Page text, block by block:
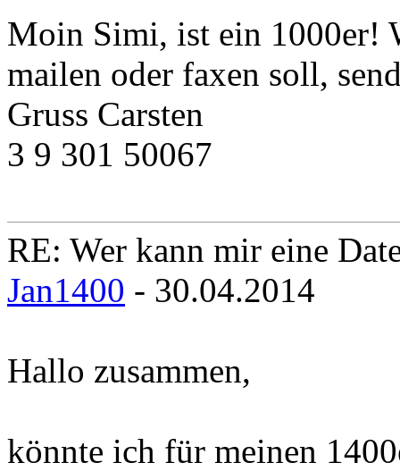
Moin Simi, ist ein 1000er!
mailen oder faxen soll,
Gruss Carsten
3 9 301 50067
RE: Wer kann mir eine
Jan1400 - 30.04.2014
Hallo zusammen,
könnte ich für meinen